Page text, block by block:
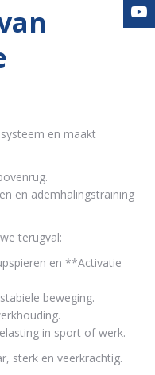
en maakt
en ademhalingstraining
terugval:
en **Activatie
beweging.
in sport of werk.
sterk en veerkrachtig.